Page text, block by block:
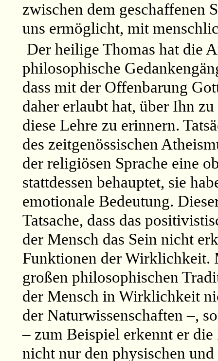
zwischen dem geschaffenen
uns ermöglicht, mit
Der heilige Thomas hat die
philosophische
dass mit der Offenbarung
daher erlaubt hat, über Ihn
diese Lehre zu erinnern.
des zeitgenössischen
der religiösen Sprache eine
stattdessen behauptet, sie
emotionale Bedeutung.
Tatsache, dass das
der Mensch das Sein nicht
Funktionen der Wirklichkeit.
großen philosophischen
der Mensch in Wirklichkeit
der Naturwissenschaften –,
– zum Beispiel erkennt er die
nicht nur den physischen